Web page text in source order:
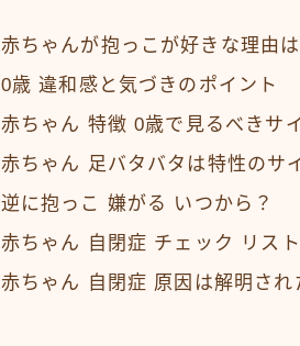
赤ちゃんが抱っこが好きな理由
0歳 違和感と気づきのポイント
赤ちゃん 特徴 0歳で見るべきサ
赤ちゃん 足バタバタは特性のサ
逆に抱っこ 嫌がる いつから？
赤ちゃん 自閉症 チェック リスト
赤ちゃん 自閉症 原因は解明され